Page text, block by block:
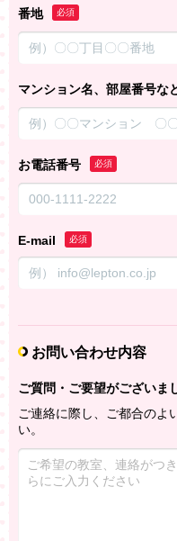
番地 必須
マンション名、部屋番号な
お電話番号 必須
E-mail 必須
お問い合わせ内容
ご質問・ご要望がございま
ご連絡に際し、ご都合のよ
い。